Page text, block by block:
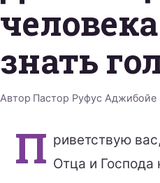
знать
Автор Пастор Руфус Аджибойе
П риветствую
Отца и Господа